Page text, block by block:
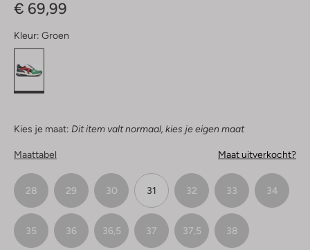
€ 69,99
Kleur: Groen
Kies je maat: Dit item valt normaal, kies je eigen maat
Maattabel Maat uitverkocht?
28 29 30 31 32 33 34
35 36 36,5 37 37,5 38